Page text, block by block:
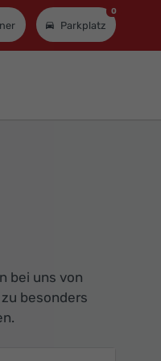
Parkplatz
0
bei uns von
besonders